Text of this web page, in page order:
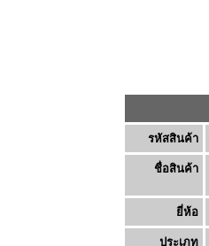
รหัสสินค้า
ชื่อสินค้า
ยี่ห้อ
ประเภท